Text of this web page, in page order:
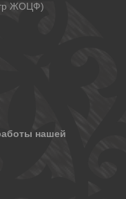
ЖОЦФ)
нашей